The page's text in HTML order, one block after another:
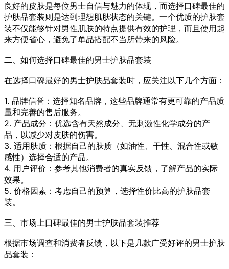
良好的皮肤是每位男士自信与魅力的体现，而选择口碑最佳的
护肤品套装则是达到理想肌肤状态的关键。一个优质的护肤套
装不仅能够针对男性肌肤的特点提供有效的护理，而且使用起
来方便省心，避免了单品搭配不当所带来的风险。
二、如何选择口碑最佳的男士护肤品套装
在选择口碑最好的男士护肤品套装时，应关注以下几个方面：
1. 品牌信誉：选择知名品牌，这些品牌通常有更可靠的产品质
量和完善的售后服务。
2. 产品成分：优选含有天然成分、无刺激性化学成分的产
品，以减少对皮肤的伤害。
3. 适用肤质：根据自己的肤质（如油性、干性、混合性或敏
感性）选择合适的产品。
4. 用户评价：参考其他消费者的真实反馈，了解产品的实际
效果。
5. 价格因素：考虑自己的预算，选择性价比高的护肤品套
装。
三、市场上口碑最佳的男士护肤品套装推荐
根据市场调查和消费者反馈，以下是几款广受好评的男士护肤
品套装：